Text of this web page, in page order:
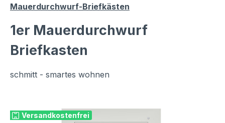
Mauerdurchwurf-Briefkästen
1er Mauerdurchwurf
Briefkasten
schmitt - smartes wohnen
Versandkostenfrei